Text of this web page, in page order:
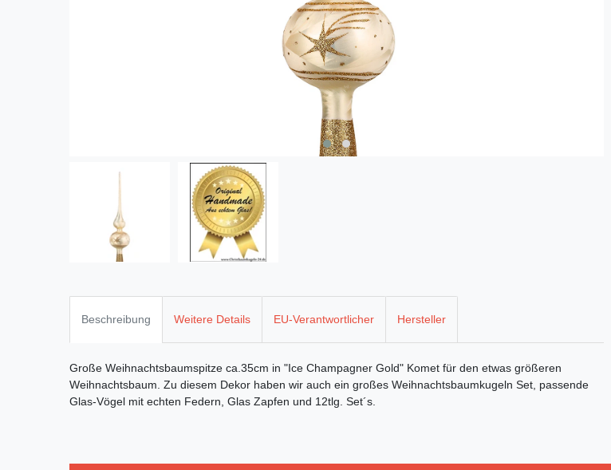
Beschreibung Weitere Details EU-Verantwortlicher Hersteller
Große Weihnachtsbaumspitze ca.35cm in "Ice Champagner Gold" Komet für den etwas größeren
Weihnachtsbaum. Zu diesem Dekor haben wir auch ein großes Weihnachtsbaumkugeln Set, passende
Glas-Vögel mit echten Federn, Glas Zapfen und 12tlg. Set´s.